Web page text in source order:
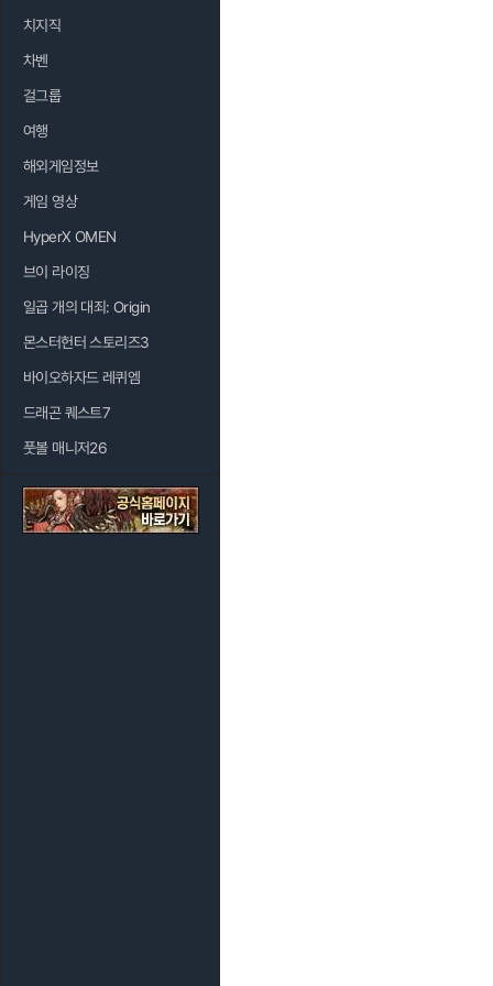
치지직
차벤
걸그룹
여행
해외게임정보
게임 영상
HyperX OMEN
브이 라이징
일곱 개의 대죄: Origin
몬스터헌터 스토리즈3
바이오하자드 레퀴엠
드래곤 퀘스트7
풋볼 매니저26